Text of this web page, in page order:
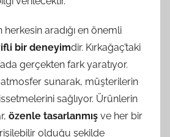
herkesin aradığı en önemli
bir deneyimdir. Kırkağaç’taki
gerçekten fark yaratıyor.
atmosfer sunarak, müşterilerin
sağlıyor. Ürünlerin
özenle tasarlanmış ve her bir
olduğu şekilde